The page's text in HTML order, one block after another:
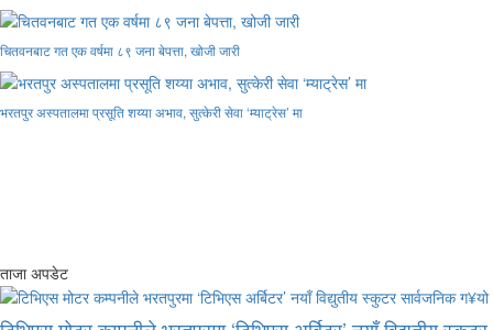
चितवनबाट गत एक वर्षमा ८९ जना बेपत्ता, खोजी जारी
भरतपुर अस्पतालमा प्रसूति शय्या अभाव, सुत्केरी सेवा ‘म्याट्रेस’ मा
ताजा अपडेट